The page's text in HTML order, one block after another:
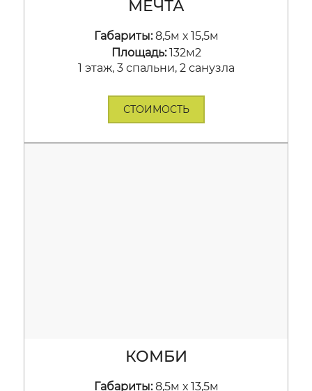
МЕЧТА
Габариты:8,5м х 15,5м
Площадь:132м2
1 этаж, 3 спальни, 2 санузла
СТОИМОСТЬ
КОМБИ
Габариты:8,5м х 13,5м